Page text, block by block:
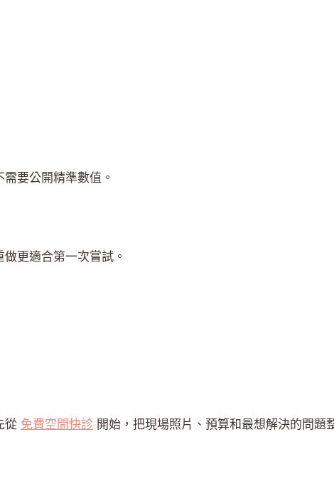
要公開精準數值。
更適合第一次嘗試。
從 免費空間快診 開始，把現場照片、預算和最想解決的問題